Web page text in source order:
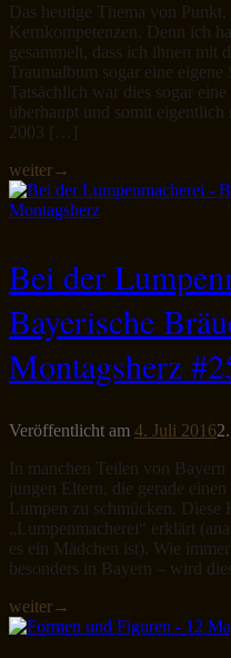
Das heutige Thema von
Kernkompetenzen. Denn ich
gesammelt, dass ich ihnen mit
Traumalbum sogar eine
Tatsächlich war dies sogar
überhaupt und somit
2003 […]
weiter→
Bei der
Bayerische
Montagsherz
Veröffentlicht am 4. Juli 2016
In manchen Teilen von
jungen Eltern, die gerade
Lumpen zu schmücken. Diese
„Lumpenmacherei“ erklärt
es ein Mädchen ist). Wie
besonders in Bayern – wird
weiter→